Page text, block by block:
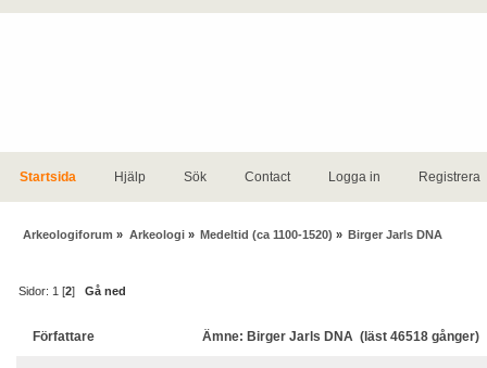
Startsida Hjälp Sök Contact Logga in Registrera
Arkeologiforum » Arkeologi» Medeltid (ca 1100-1520) » Birger Jarls DNA
Sidor: 1 [2]Gå ned
Författare Ämne: Birger Jarls DNA (läst 46518 gånger)